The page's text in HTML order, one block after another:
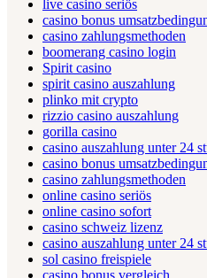
live casino seriös
casino bonus
casino zahlungsmethoden
boomerang casino login
Spirit casino
spirit casino auszahlung
plinko mit crypto
rizzio casino auszahlung
gorilla casino
casino auszahlung unter 24
casino bonus
casino zahlungsmethoden
online casino seriös
online casino sofort
casino schweiz lizenz
casino auszahlung unter 24
sol casino freispiele
casino bonus vergleich